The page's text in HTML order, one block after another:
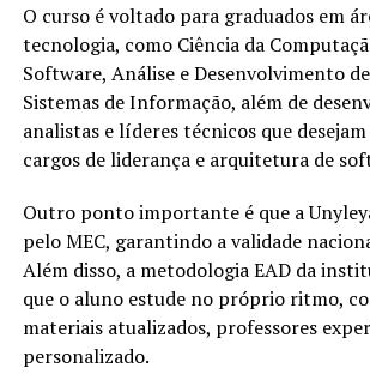
O curso é voltado para graduados em
tecnologia, como Ciência da
Software, Análise e Desenvolvimento
Sistemas de Informação, além de
analistas e líderes técnicos que
cargos de liderança e arquitetura de
Outro ponto importante é que a
pelo MEC, garantindo a validade
Além disso, a metodologia EAD da
que o aluno estude no próprio ritmo,
materiais atualizados, professores
personalizado.